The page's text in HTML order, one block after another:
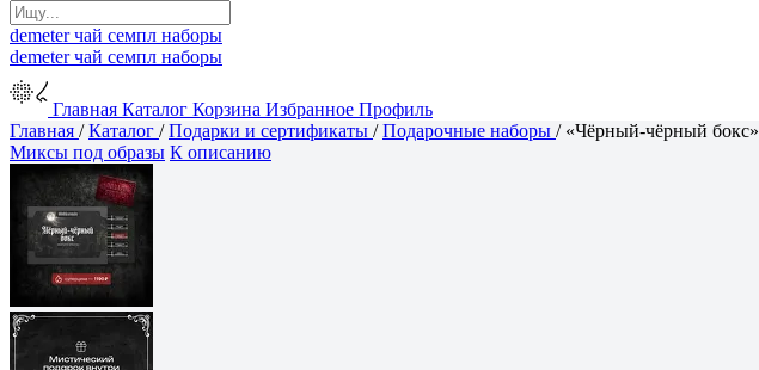
demeterчай семпл наборы
demeterчай семпл наборы
Главная Каталог Корзина Избранное Профиль
Главная /Каталог /Подарки и сертификаты /Подарочные наборы / «Чёрный-чёрный бокс»
Миксы под образы К описанию